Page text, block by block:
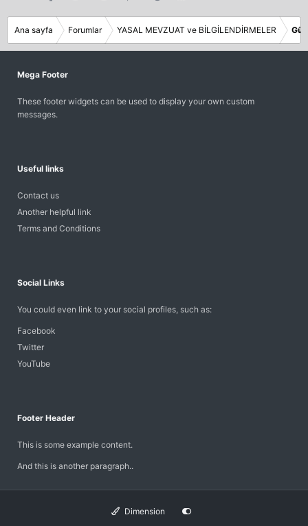
Ana sayfa Forumlar YASAL MEVZUAT ve BİLGİLENDİRMELER
Mega Footer
These footer widgets can be used to display your own custom
messages.
Useful links
Contact us
Another helpful link
Terms and Conditions
Social Links
You could even link to your social profiles, such as:
Facebook
Twitter
YouTube
Footer Header
This is some example content.
And this is another paragraph..
Dimension